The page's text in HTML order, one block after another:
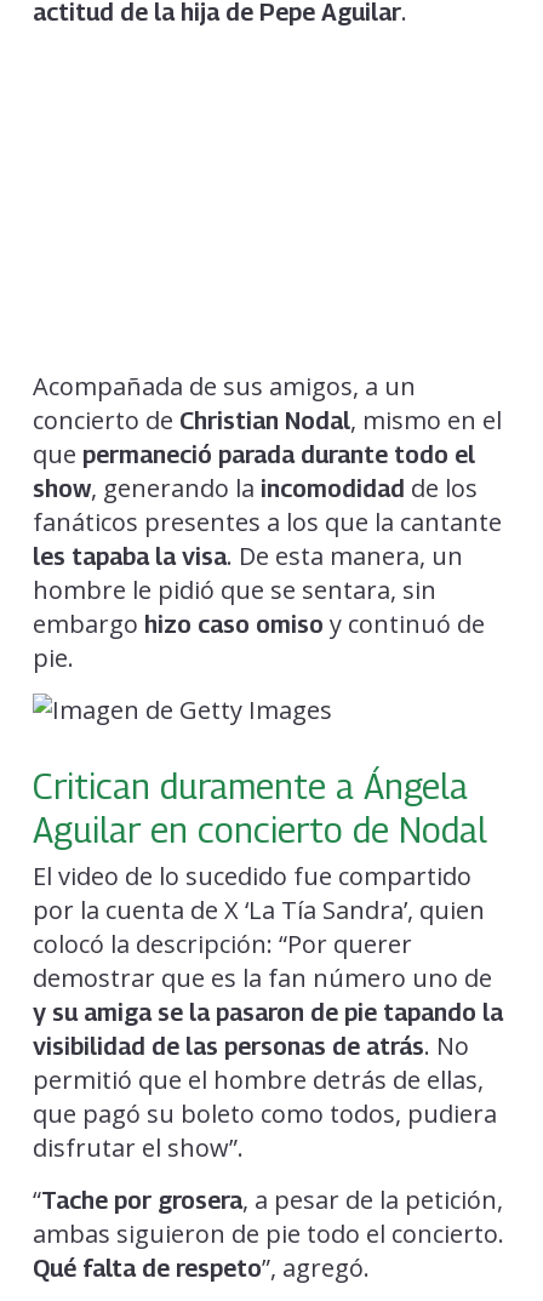
actitud de la hija de Pepe Aguilar.
Acompañada de sus amigos, a un
concierto de Christian Nodal, mismo en el
que permaneció parada durante todo el
show, generando la incomodidad de los
fanáticos presentes a los que la cantante
les tapaba la visa. De esta manera, un
hombre le pidió que se sentara, sin
embargo hizo caso omiso y continuó de
pie.
Critican duramente a Ángela
Aguilar en concierto de Nodal
El video de lo sucedido fue compartido
por la cuenta de X ‘La Tía Sandra’, quien
colocó la descripción: “Por querer
demostrar que es la fan número uno de
y su amiga se la pasaron de pie tapando la
visibilidad de las personas de atrás. No
permitió que el hombre detrás de ellas,
que pagó su boleto como todos, pudiera
disfrutar el show”.
“Tache por grosera, a pesar de la petición,
ambas siguieron de pie todo el concierto.
Qué falta de respeto”, agregó.